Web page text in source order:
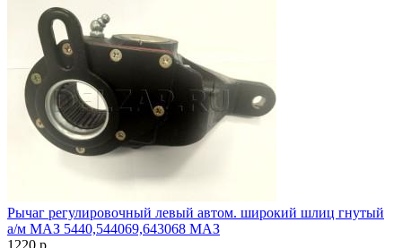
Рычаг регулировочный левый автом. широкий шлиц гнутый
а/м МАЗ 5440,544069,643068 МАЗ
1220 p